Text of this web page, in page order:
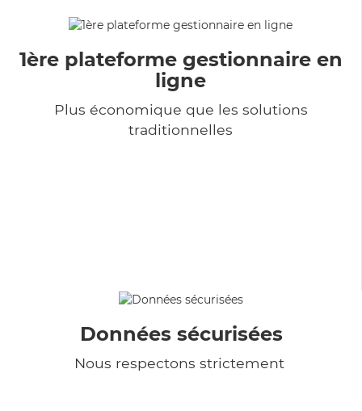
1ère plateforme gestionnaire en
ligne
Plus économique que les solutions
traditionnelles
Données sécurisées
Nous respectons strictement